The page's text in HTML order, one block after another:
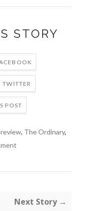
STORY
TWITTER
POST
review, The Ordinary,
Next Story →